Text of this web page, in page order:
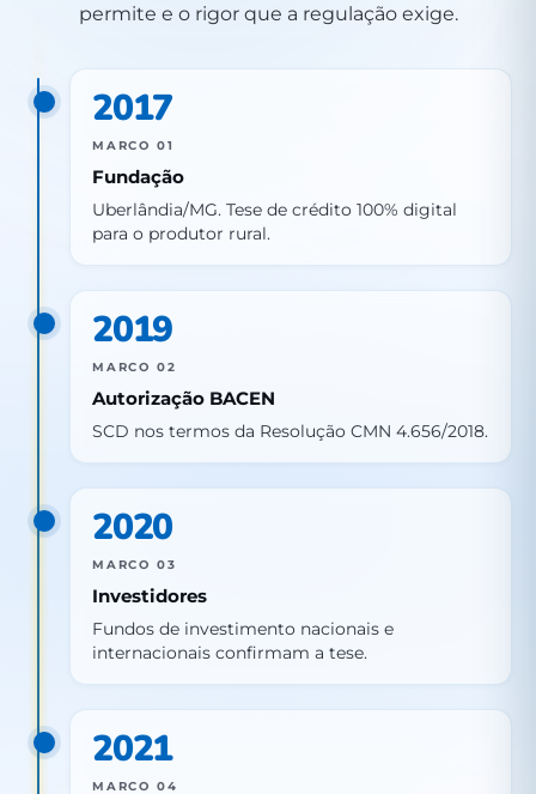
permite e o rigor que a regulação exige.
2017
MARCO 01
Fundação
Uberlândia/MG. Tese de crédito 100% digital
para o produtor rural.
2019
MARCO 02
Autorização BACEN
SCD nos termos da Resolução CMN 4.656/2018.
2020
MARCO 03
Investidores
Fundos de investimento nacionais e
internacionais confirmam a tese.
2021
MARCO 04